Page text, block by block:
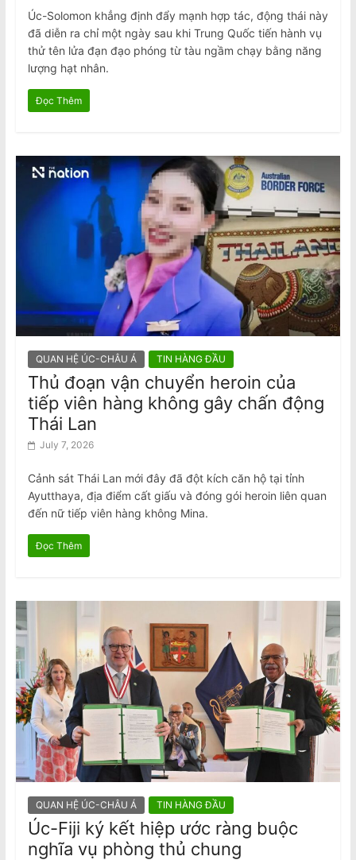
Úc-Solomon khẳng định đẩy mạnh hợp tác, động thái này
đã diễn ra chỉ một ngày sau khi Trung Quốc tiến hành vụ
thử tên lửa đạn đạo phóng từ tàu ngầm chạy bằng năng
lượng hạt nhân.
Đọc Thêm
QUAN HỆ ÚC-CHÂU Á TIN HÀNG ĐẦU
Thủ đoạn vận chuyển heroin của
tiếp viên hàng không gây chấn động
Thái Lan
July 7, 2026
Cảnh sát Thái Lan mới đây đã đột kích căn hộ tại tỉnh
Ayutthaya, địa điểm cất giấu và đóng gói heroin liên quan
đến nữ tiếp viên hàng không Mina.
Đọc Thêm
QUAN HỆ ÚC-CHÂU Á TIN HÀNG ĐẦU
Úc-Fiji ký kết hiệp ước ràng buộc
nghĩa vụ phòng thủ chung